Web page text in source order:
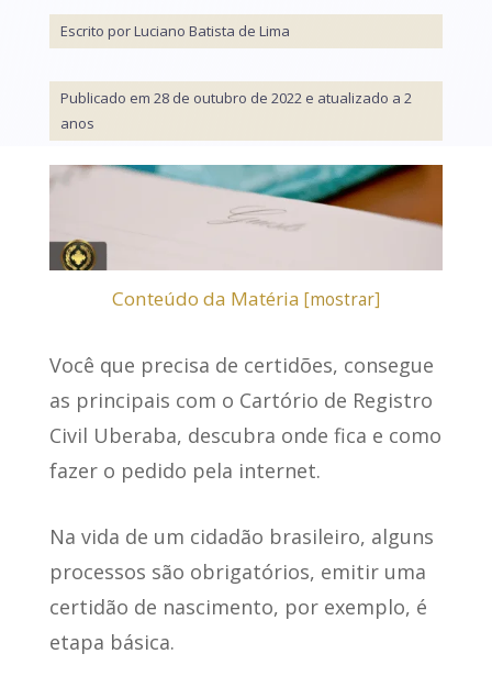
Escrito por Luciano Batista de Lima
Publicado em 28 de outubro de 2022 e atualizado a 2
anos
Conteúdo da Matéria [mostrar]
Você que precisa de certidões, consegue
as principais com o Cartório de Registro
Civil Uberaba, descubra onde fica e como
fazer o pedido pela internet.
Na vida de um cidadão brasileiro, alguns
processos são obrigatórios, emitir uma
certidão de nascimento, por exemplo, é
etapa básica.